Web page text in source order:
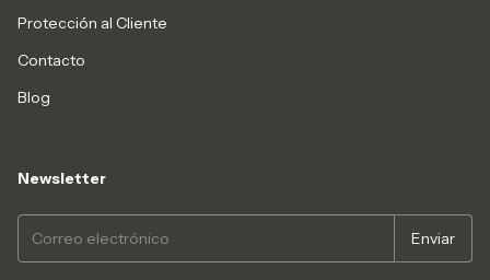
Protección al Cliente
Contacto
Blog
Newsletter